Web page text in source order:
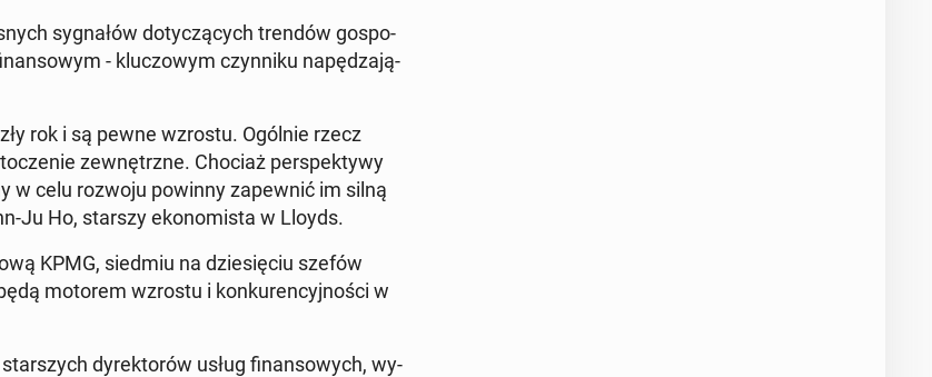
sy­gna­łów do­ty­czą­cych trendów go­spo­
- klu­czo­wym czyn­ni­ku na­pę­dza­ją­
rok i są pewne wzrostu. Ogólnie rzecz
ze­wnętrz­ne. Chociaż per­spek­ty­wy
w celu rozwoju powinny za­pew­nić im silną
Ju Ho, starszy eko­no­mi­sta w Lloyds.
KPMG, siedmiu na dzie­się­ciu szefów
motorem wzrostu i kon­ku­ren­cyj­no­ści w
dy­rek­to­rów usług fi­nan­so­wych, wy­